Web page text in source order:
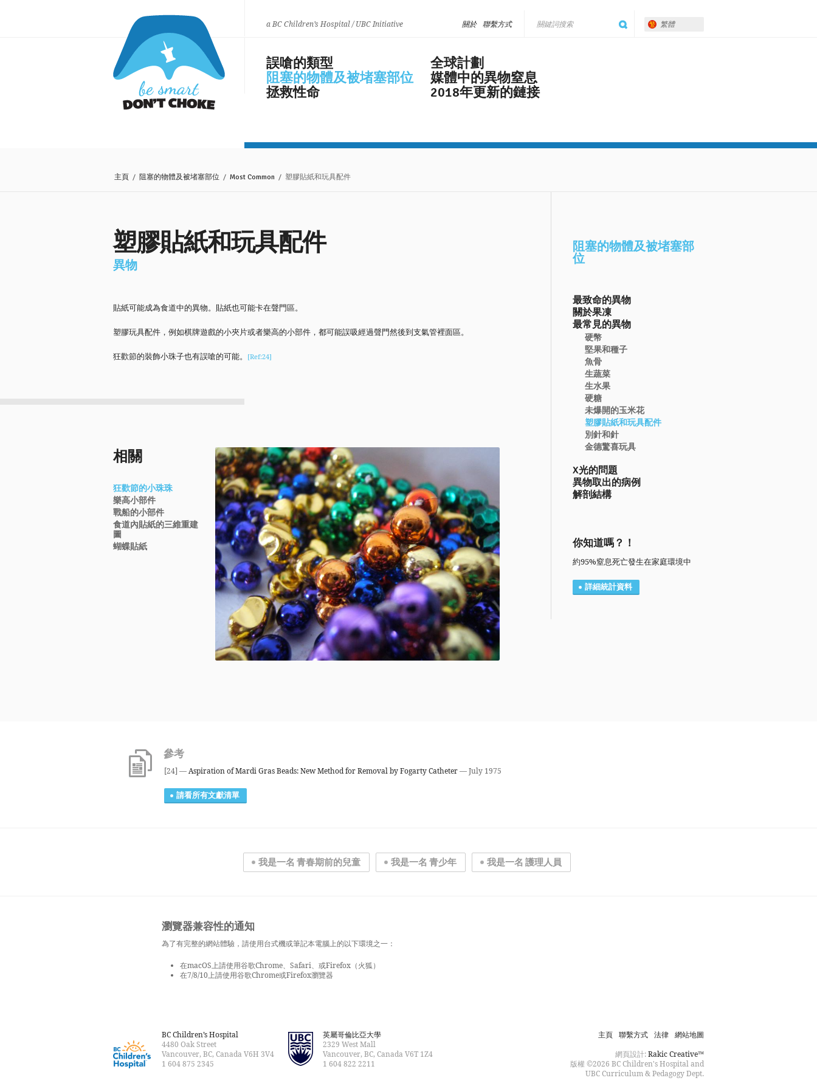
a BC Children’s Hospital / UBC Initiative 繁體
聯繫方式
關於
誤嗆的類型
阻塞的物體及被堵塞部位
拯救性命
全球計劃
媒體中的異物窒息
2018年更新的鏈接
主頁 / 阻塞的物體及被堵塞部位 / Most Common / 塑膠貼紙和玩具配件
塑膠貼紙和玩具配件
異物
貼紙可能成為食道中的異物。貼紙也可能卡在聲門區。
塑膠玩具配件，例如棋牌遊戲的小夾片或者樂高的小部件，都可能誤吸經過聲門然後到支氣管裡面區。
狂歡節的裝飾小珠子也有誤嗆的可能。 [Ref:24]
相關
狂歡節的小珠珠
樂高小部件
戰船的小部件
食道內貼紙的三維重建
圖
蝴蝶貼紙
阻塞的物體及被堵塞部
位
最致命的異物
關於果凍
最常見的異物
硬幣
堅果和種子
魚骨
生蔬菜
生水果
硬糖
未爆開的玉米花
塑膠貼紙和玩具配件
別針和針
金德驚喜玩具
X光的問題
異物取出的病例
解剖結構
你知道嗎？！
約95%窒息死亡發生在家庭環境中
詳細統計資料
參考
[24] —Aspiration of Mardi Gras Beads: New Method for Removal by Fogarty Catheter— July 1975
請看所有文獻清單
我是一名 青春期前的兒童 我是一名 青少年 我是一名 護理人員
瀏覽器兼容性的通知
為了有完整的網站體驗，請使用台式機或筆記本電腦上的以下環境之一：
在macOS上請使用谷歌Chrome、Safari、或Firefox（火狐）
在7/8/10上請使用谷歌Chrome或Firefox瀏覽器
BC Children’s Hospital
4480 Oak Street
Vancouver, BC, Canada V6H 3V4
1 604 875 2345
英屬哥倫比亞大學
2329 West Mall
Vancouver, BC, Canada V6T 1Z4
1 604 822 2211
網站地圖
法律
聯繫方式
主頁
網頁設計:Rakic Creative™
版權 ©2026 BC Children's Hospital and
UBC Curriculum & Pedagogy Dept.